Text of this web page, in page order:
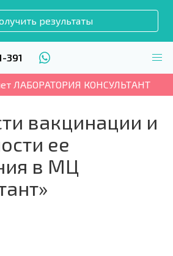
результаты
391
ЛАБОРАТОРИЯ КОНСУЛЬТАНТ
вакцинации и
ее
в МЦ